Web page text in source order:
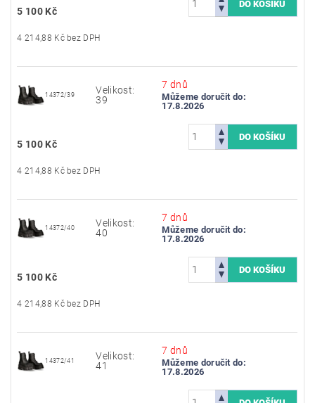
5 100 Kč
4 214,88 Kč bez DPH
14372/39
Velikost:
39
7 dnů
Můžeme doručit do:
17.8.2026
5 100 Kč
4 214,88 Kč bez DPH
14372/40
Velikost:
40
7 dnů
Můžeme doručit do:
17.8.2026
5 100 Kč
4 214,88 Kč bez DPH
14372/41
Velikost:
41
7 dnů
Můžeme doručit do:
17.8.2026